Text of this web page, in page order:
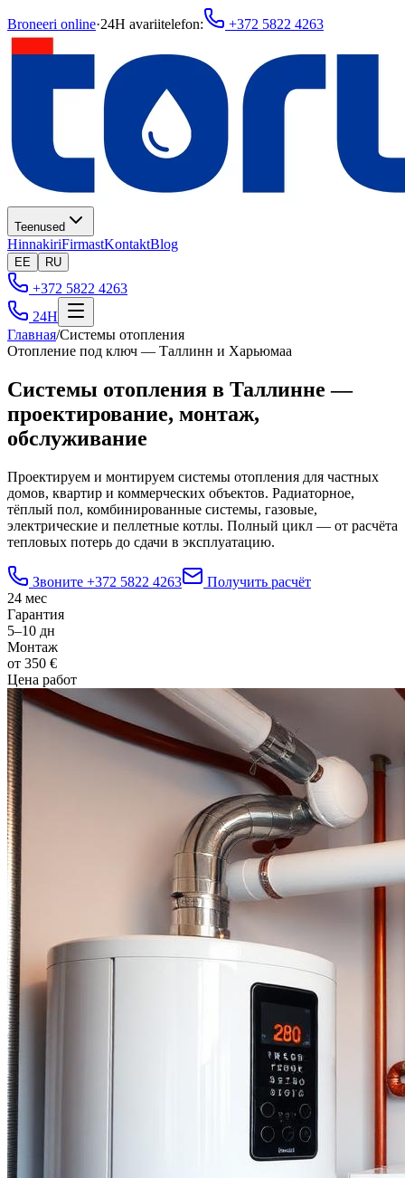
Broneeri online·24H avariitelefon: +372 5822 4263
Teenused
HinnakiriFirmastKontaktBlog
EE RU
+372 5822 4263
24H
Главная/Системы отопления
Отопление под ключ — Таллинн и Харьюмаа
Системы отопления в Таллинне —
проектирование, монтаж,
обслуживание
Проектируем и монтируем системы отопления для частных
домов, квартир и коммерческих объектов. Радиаторное,
тёплый пол, комбинированные системы, газовые,
электрические и пеллетные котлы. Полный цикл — от расчёта
тепловых потерь до сдачи в эксплуатацию.
Звоните +372 5822 4263
Получить расчёт
24 мес
Гарантия
5–10 дн
Монтаж
от 350 €
Цена работ